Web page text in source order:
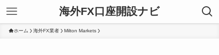
海外FX口座開設ナビ
ホーム 海外FX業者 Milton Markets